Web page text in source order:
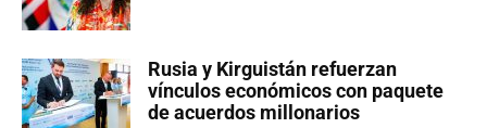
Rusia y Kirguistán refuerzan
vínculos económicos con paquete
de acuerdos millonarios